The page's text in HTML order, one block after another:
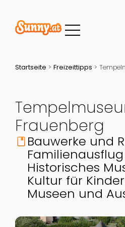
Startseite > Freizeittipps >
Frauenberg
book Bauwerke und
Familienausflug
Historisches
Kultur für Kinder
Museen und